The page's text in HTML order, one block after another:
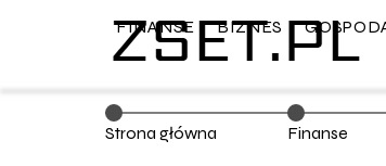
FINANSE BIZNES
Strona główna Finanse